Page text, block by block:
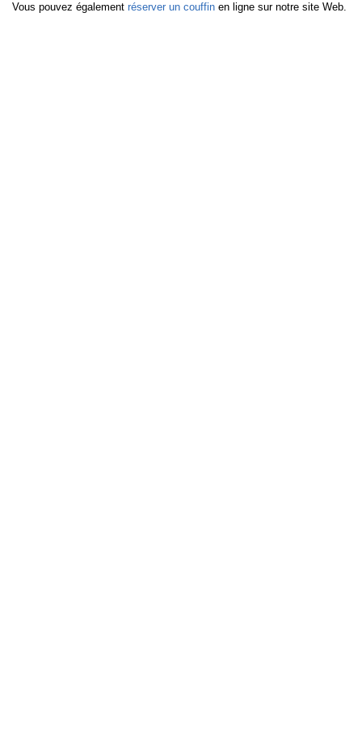
Vous pouvez également réserver un couffin en ligne sur notre site Web.